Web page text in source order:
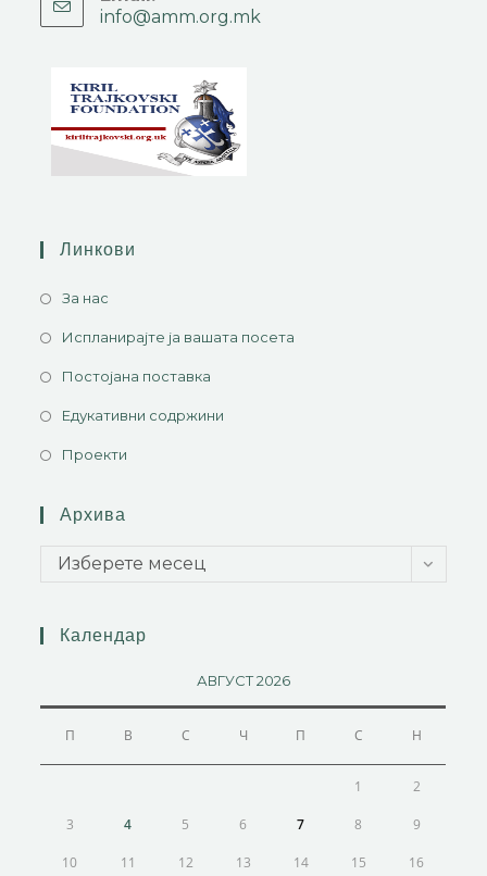
info@amm.org.mk
Линкови
За нас
Испланирајте ја вашата посета
Постојана поставка
Едукативни содржини
Проекти
Архива
Изберете месец
Календар
АВГУСТ 2026
П В С Ч П С Н
1 2
3 4 5 6 7 8 9
10 11 12 13 14 15 16